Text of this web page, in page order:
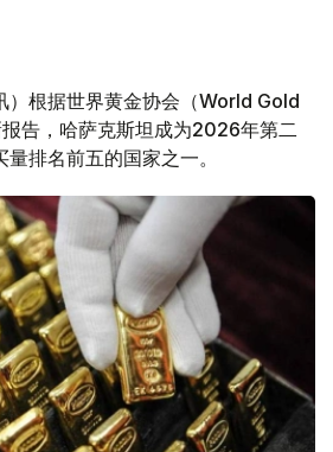
）根据世界黄金协会（World Gold
告，哈萨克斯坦成为2026年第二
排名前五的国家之一。